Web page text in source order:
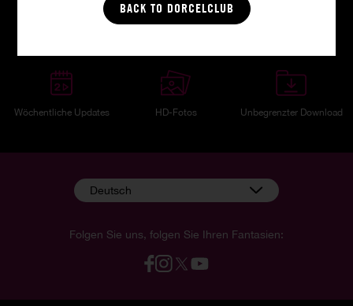
BACK TO DORCELCLUB
4K Ultra HD
Wöchentliche Updates HD-Fotos Unbegrenzter Download
Folgen Sie uns, folgen Sie Ihren Fantasien:
Deutsch